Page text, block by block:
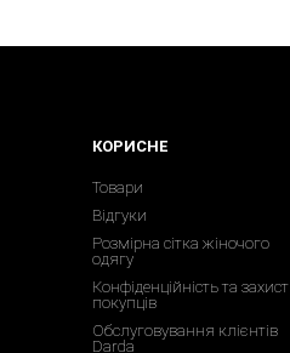
КОРИСНЕ
Товари
Відгуки
Розмірна сітка жіночого
одягу
Конфіденційність та захист
покупців
Обслуговування клієнтів
Darda